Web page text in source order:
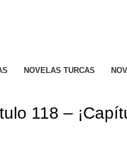
NOVELAS TURCAS
118 –